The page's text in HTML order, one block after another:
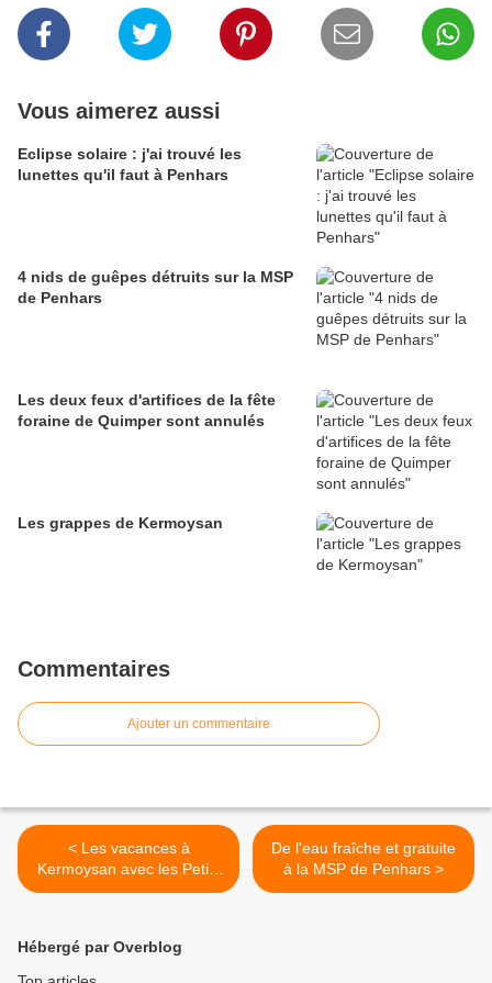
Vous aimerez aussi
Eclipse solaire : j'ai trouvé les
lunettes qu'il faut à Penhars
4 nids de guêpes détruits sur la MSP
de Penhars
Les deux feux d'artifices de la fête
foraine de Quimper sont annulés
Les grappes de Kermoysan
Commentaires
Ajouter un commentaire
< Les vacances à
Kermoysan avec les Petits
Débrouillards
De l'eau fraîche et gratuite
à la MSP de Penhars >
Hébergé par Overblog